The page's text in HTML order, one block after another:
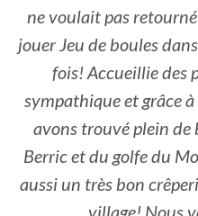
ne voulait pas
jouer Jeu de boules
fois! Accueillie des
sympathique et grâce
avons trouvé plein
Berric et du golfe du
aussi un très bon
village! Nous